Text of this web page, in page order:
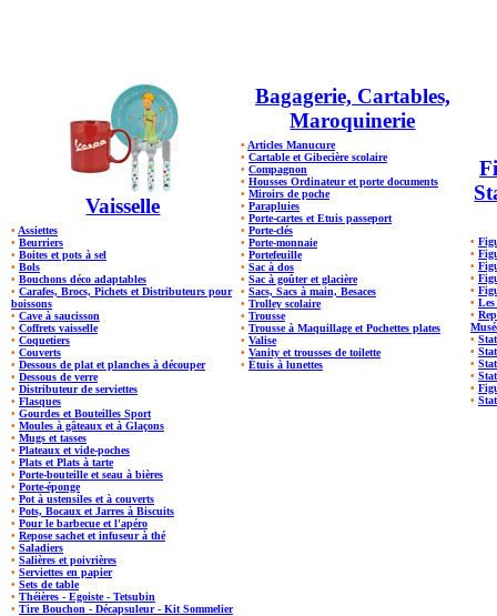
Vaisselle
• Assiettes
• Beurriers
• Boites et pots à sel
• Bols
• Bouchons déco adaptables
• Carafes, Brocs, Pichets et Distributeurs pour
boissons
• Cave à saucisson
• Coffrets vaisselle
• Coquetiers
• Couverts
• Dessous de plat et planches à découper
• Dessous de verre
• Distributeur de serviettes
• Flasques
• Gourdes et Bouteilles Sport
• Moules à gâteaux et à Glaçons
• Mugs et tasses
• Plateaux et vide-poches
• Plats et Plats à tarte
• Porte-bouteille et seau à bières
• Porte-éponge
• Pot à ustensiles et à couverts
• Pots, Bocaux et Jarres à Biscuits
• Pour le barbecue et l'apéro
• Repose sachet et infuseur à thé
• Saladiers
• Salières et poivrières
• Serviettes en papier
• Sets de table
• Théières - Egoiste - Tetsubin
• Tire Bouchon - Décapsuleur - Kit Sommelier
Bagagerie, Cartables,
Maroquinerie
• Articles Manucure
• Cartable et Gibecière scolaire
• Compagnon
• Housses Ordinateur et porte documents
• Miroirs de poche
• Parapluies
• Porte-cartes et Etuis passeport
• Porte-clés
• Porte-monnaie
• Portefeuille
• Sac à dos
• Sac à goûter et glacière
• Sacs, Sacs à main, Besaces
• Trolley scolaire
• Trousse
• Trousse à Maquillage et Pochettes plates
• Valise
• Vanity et trousses de toilette
• Étuis à lunettes
•
•
•
•
•
•
•
•
•
•
•
•
•